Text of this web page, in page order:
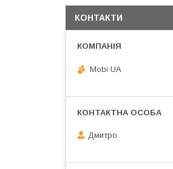
КОНТАКТИ
Mobi UA
Дмитро